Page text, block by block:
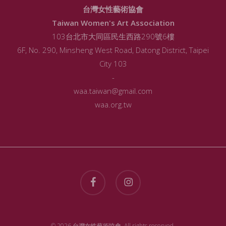
台灣女性藝術協會
Taiwan Women's Art Association
103台北市大同區民生西路290號6樓
6F, No. 290, Minsheng West Road, Datong District, Taipei
City 103
-
waa.taiwan@gmail.com
waa.org.tw
facebook instagram